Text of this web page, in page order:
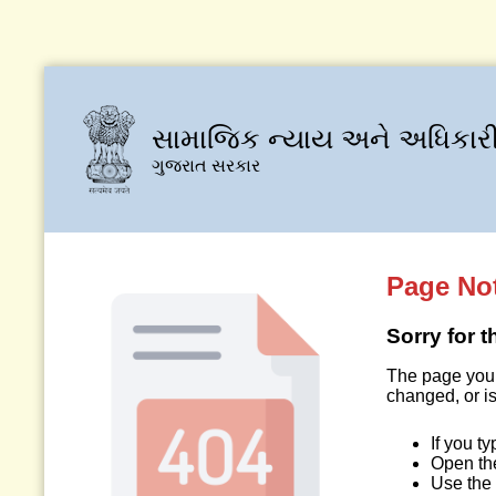
સામાજિક ન્યાય અને
ગુજરાત સરકાર
Page
Sorry for
The page
changed, or
If you
Open
Use